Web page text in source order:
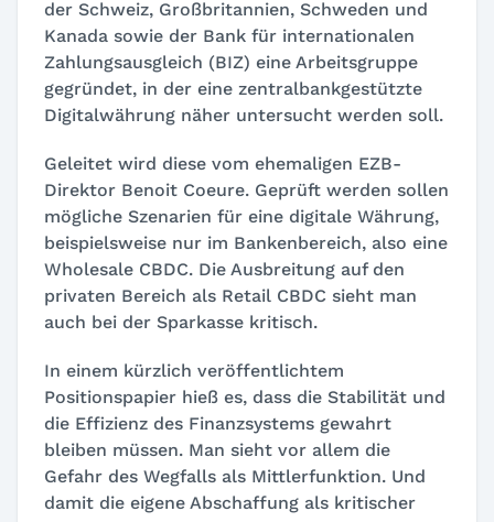
der Schweiz, Großbritannien, Schweden und
Kanada sowie der Bank für internationalen
Zahlungsausgleich (BIZ) eine Arbeitsgruppe
gegründet, in der eine zentralbankgestützte
Digitalwährung näher untersucht werden soll.
Geleitet wird diese vom ehemaligen EZB-
Direktor Benoit Coeure. Geprüft werden sollen
mögliche Szenarien für eine digitale Währung,
beispielsweise nur im Bankenbereich, also eine
Wholesale CBDC. Die Ausbreitung auf den
privaten Bereich als Retail CBDC sieht man
auch bei der Sparkasse kritisch.
In einem kürzlich veröffentlichtem
Positionspapier hieß es, dass die Stabilität und
die Effizienz des Finanzsystems gewahrt
bleiben müssen. Man sieht vor allem die
Gefahr des Wegfalls als Mittlerfunktion. Und
damit die eigene Abschaffung als kritischer